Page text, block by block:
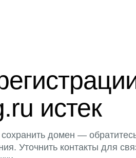
истек
домен —
Уточнить контакты для